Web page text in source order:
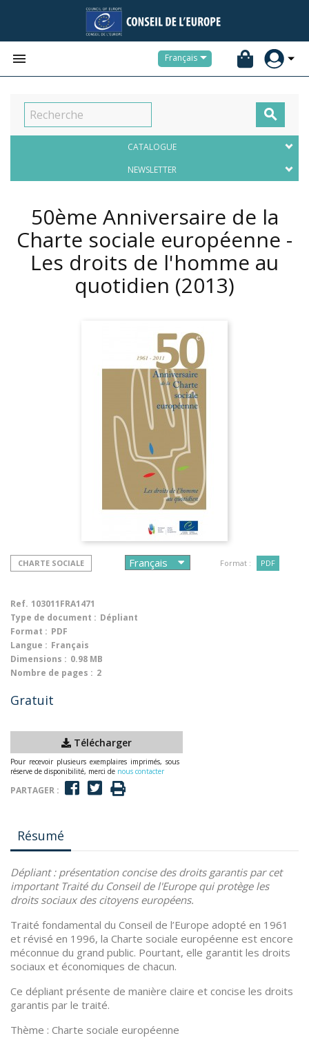
 Français

CATALOGUE
NEWSLETTER
50ème Anniversaire de la
Charte sociale européenne -
Les droits de l'homme au
quotidien (2013)
CHARTE SOCIALE Format : PDF
Ref. 103011FRA1471
Type de document : Dépliant
Format : PDF
Langue : Français
Dimensions : 0.98 MB
Nombre de pages : 2
Gratuit
Télécharger
Pour recevoir plusieurs exemplaires imprimés, sous
réserve de disponibilité, merci de nous contacter
PARTAGER :
Résumé
Dépliant :présentation concise des droits garantis par cet
important Traité du Conseil de l'Europe qui protège les
droits sociaux des citoyens européens.
Traité fondamental du Conseil de l’Europe adopté en 1961
et révisé en 1996, la Charte sociale européenne est encore
méconnue du grand public. Pourtant, elle garantit les droits
sociaux et économiques de chacun.
Ce dépliant présente de manière claire et concise les droits
garantis par le traité.
Thème : Charte sociale européenne